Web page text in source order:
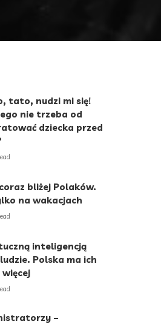
tato, nudzi mi się!
nie trzeba od
dziecka przed
bliżej Polaków.
na wakacjach
inteligencją
Polska ma ich
–